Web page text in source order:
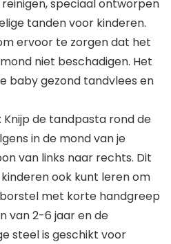
speciaal ontworpen
tanden voor kinderen.
ervoor te zorgen dat het
niet beschadigen. Het
baby gezond tandvlees en
Knijp de tandpasta rond de
in de mond van je
van links naar rechts. Dit
ook kunt leren om
met korte handgreep
van 2-6 jaar en de
steel is geschikt voor